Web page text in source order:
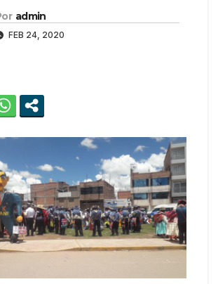
admin
FEB 24, 2020